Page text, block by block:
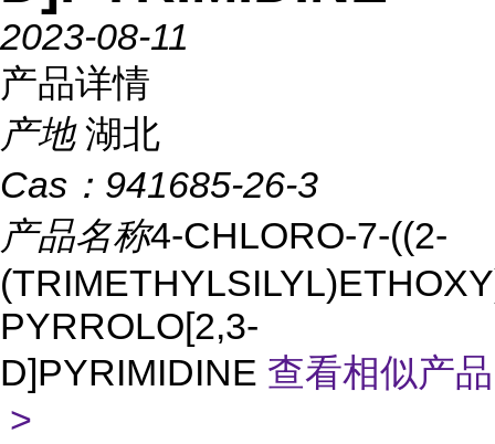
2023-08-11
产品详情
产地 湖北
Cas： 941685-26-3
产品名称4-CHLORO-7-((2-
PYRROLO[2,3-
D]PYRIMIDINE 查看相似产品
>